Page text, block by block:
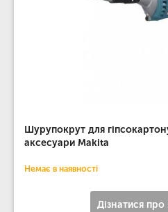
Шурупокрут для
аксесуари Makita
Немає в наявності
Дізнатися про